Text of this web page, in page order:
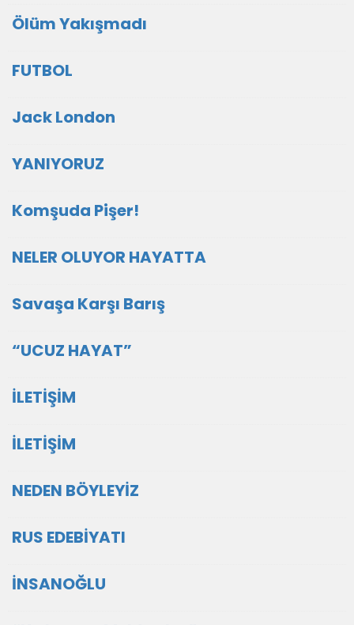
Ölüm Yakışmadı
FUTBOL
Jack London
YANIYORUZ
Komşuda Pişer!
NELER OLUYOR HAYATTA
Savaşa Karşı Barış
“UCUZ HAYAT”
İLETİŞİM
İLETİŞİM
NEDEN BÖYLEYİZ
RUS EDEBİYATI
İNSANOĞLU